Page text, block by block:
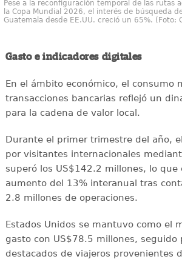
Pese a la reconfiguración temporal de las rutas
la Copa Mundial 2026, el interés de búsqueda
Guatemala desde EE.UU. creció un 65%. (Foto:
Gasto e indicadores digitales
En el ámbito económico, el consumo
transacciones bancarias reflejó un
para la cadena de valor local.
Durante el primer trimestre del año,
por visitantes internacionales
superó los US$142.2 millones, lo que
aumento del 13% interanual tras
2.8 millones de operaciones.
Estados Unidos se mantuvo como el
gasto con US$78.5 millones, seguido
destacados de viajeros provenientes